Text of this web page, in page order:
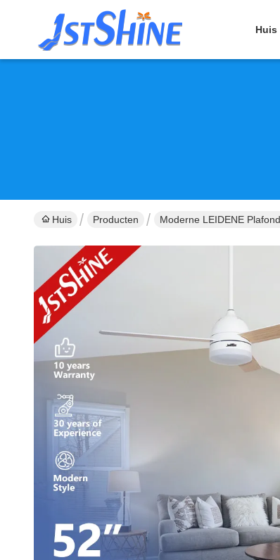
Huis
Huis Producten Moderne LEIDENE